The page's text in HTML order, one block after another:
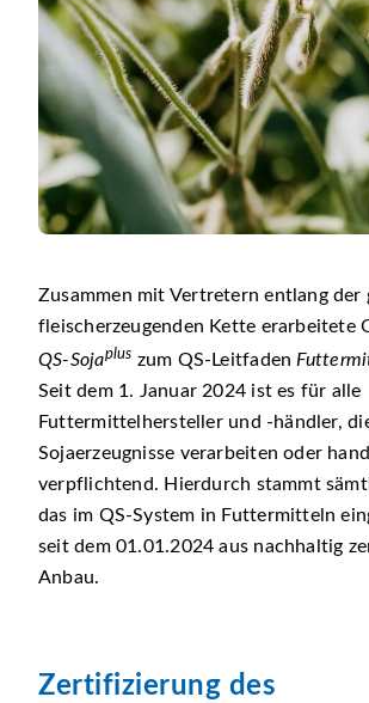
Zusammen mit Vertretern entlang der
fleischerzeugenden Kette erarbeitete
QS-Sojaplus zum QS-Leitfaden
Seit dem 1. Januar 2024 ist es für alle
Futtermittelhersteller und -händler,
Sojaerzeugnisse verarbeiten oder
verpflichtend. Hierdurch stammt
das im QS-System in Futtermitteln
seit dem 01.01.2024 aus nachhaltig
Anbau.
Zertifizierung des